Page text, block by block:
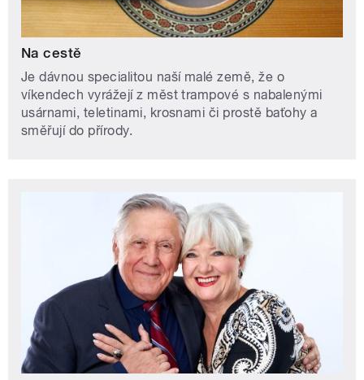
Na cestě
Je dávnou specialitou naší malé země, že o
víkendech vyrážejí z měst trampové s nabalenými
usárnami, teletinami, krosnami či prostě baťohy a
směřují do přírody.